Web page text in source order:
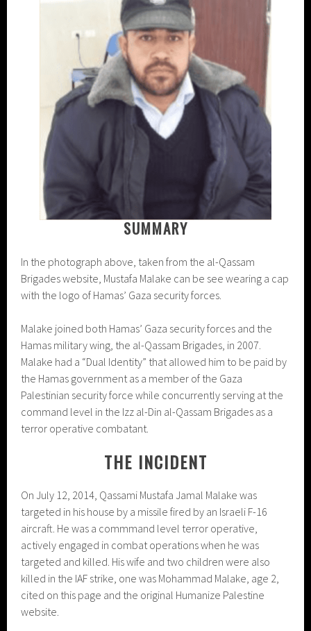
SUMMARY
In the photograph above, taken from the al-Qassam
Brigades website, Mustafa Malake can be see wearing a cap
with the logo of Hamas’ Gaza security forces.
Malake joined both Hamas’ Gaza security forces and the
Hamas military wing, the al-Qassam Brigades, in 2007.
Malake had a “Dual Identity” that allowed him to be paid by
the Hamas government as a member of the Gaza
Palestinian security force while concurrently serving at the
command level in the Izz al-Din al-Qassam Brigades as a
terror operative combatant.
THE INCIDENT
On July 12, 2014, Qassami Mustafa Jamal Malake was
targeted in his house by a missile fired by an Israeli F-16
aircraft. He was a commmand level terror operative,
actively engaged in combat operations when he was
targeted and killed. His wife and two children were also
killed in the IAF strike, one was Mohammad Malake, age 2,
cited on this page and the original Humanize Palestine
website.